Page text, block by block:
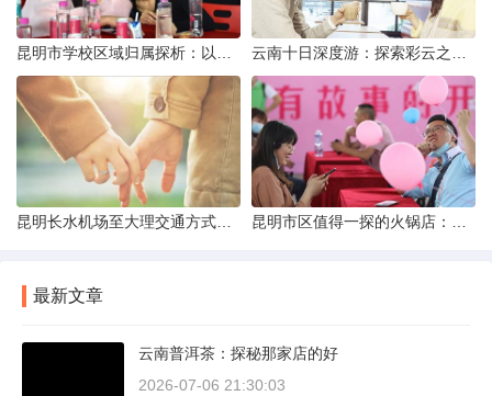
最新文章
云南普洱茶：探秘那家店的好
2026-07-06 21:30:03